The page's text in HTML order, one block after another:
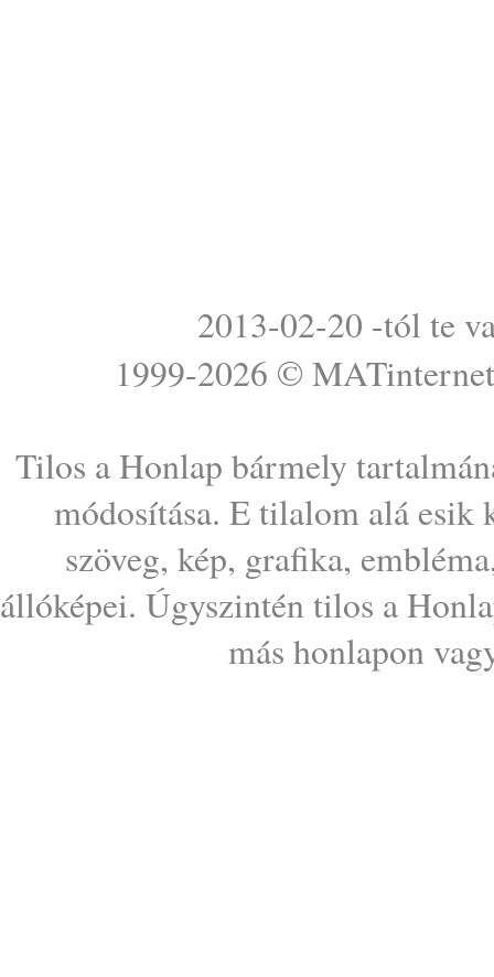
2013-02-20 -tól te
1999-2026 © MATinternet
Tilos a Honlap bármely
módosítása. E tilalom alá esik
szöveg, kép, grafika,
állóképei. Úgyszintén tilos a
más honlapon